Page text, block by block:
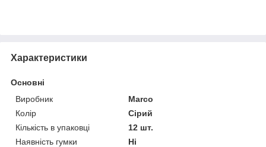
Характеристики
Основні
Виробник
Marco
Колір
Сірий
Кількість в упаковці
12 шт.
Наявність гумки
Ні